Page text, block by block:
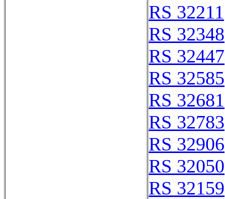
RS 32211
RS 32348
RS 32447
RS 32585
RS 32681
RS 32783
RS 32906
RS 32050
RS 32159